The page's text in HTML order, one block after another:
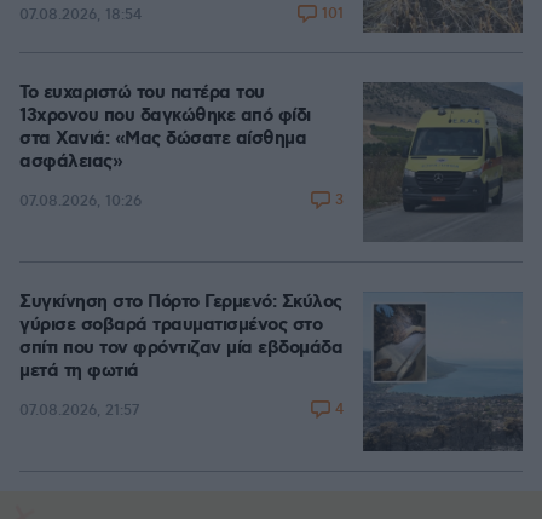
07.08.2026, 18:54 101
Το ευχαριστώ του πατέρα του
13χρονου που δαγκώθηκε από φίδι
στα Χανιά: «Μας δώσατε αίσθημα
ασφάλειας»
07.08.2026, 10:26 3
Συγκίνηση στο Πόρτο Γερμενό: Σκύλος
γύρισε σοβαρά τραυματισμένος στο
σπίτι που τον φρόντιζαν μία εβδομάδα
μετά τη φωτιά
07.08.2026, 21:57 4